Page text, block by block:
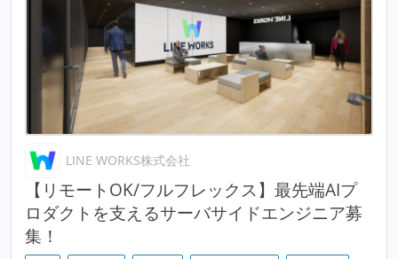
LINE WORKS株式会社
【リモートOK/フルフレックス】最先端AIプ
ロダクトを支えるサーバサイドエンジニア募
集！